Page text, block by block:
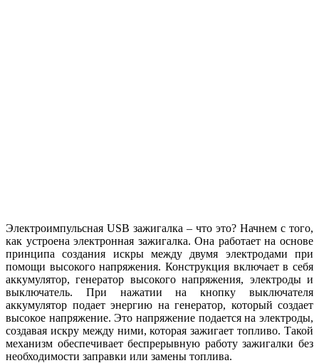
Электроимпульсная USB зажигалка – что это? Начнем с того,
как устроена электронная зажигалка. Она работает на основе
принципа создания искры между двумя электродами при
помощи высокого напряжения. Конструкция включает в себя
аккумулятор, генератор высокого напряжения, электроды и
выключатель. При нажатии на кнопку выключателя
аккумулятор подает энергию на генератор, который создает
высокое напряжение. Это напряжение подается на электроды,
создавая искру между ними, которая зажигает топливо. Такой
механизм обеспечивает беспрерывную работу зажигалки без
необходимости заправки или замены топлива.